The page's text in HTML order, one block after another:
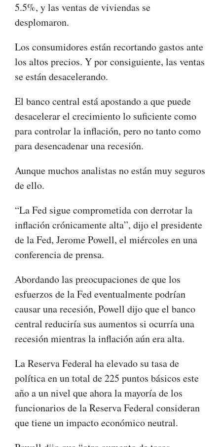
5.5%, y las ventas de viviendas se
desplomaron.
Los consumidores están recortando gastos ante
los altos precios. Y por consiguiente, las ventas
se están desacelerando.
El banco central está apostando a que puede
desacelerar el crecimiento lo suficiente como
para controlar la inflación, pero no tanto como
para desencadenar una recesión.
Aunque muchos analistas no están muy seguros
de ello.
“La Fed sigue comprometida con derrotar la
inflación crónicamente alta”, dijo el presidente
de la Fed, Jerome Powell, el miércoles en una
conferencia de prensa.
Abordando las preocupaciones de que los
esfuerzos de la Fed eventualmente podrían
causar una recesión, Powell dijo que el banco
central reduciría sus aumentos si ocurría una
recesión mientras la inflación aún era alta.
La Reserva Federal ha elevado su tasa de
política en un total de 225 puntos básicos este
año a un nivel que ahora la mayoría de los
funcionarios de la Reserva Federal consideran
que tiene un impacto económico neutral.